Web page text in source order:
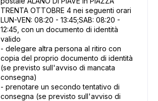
TRENTA OTTOBRE 4 nei seguenti orari
LUN-VEN: 08:20 - 13:45;SAB: 08:20 -
12:45, con un documento di identità
valido
- delegare altra persona al ritiro con
copia del proprio documento di identità
(se previsto sull'avviso di mancata
consegna)
- prenotare un secondo tentativo di
consegna (se previsto sull'avviso di